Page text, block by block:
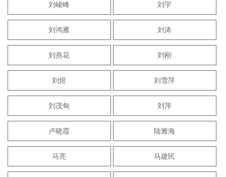
刘峻峰 刘宇
刘鸿雁 刘涛
刘燕花 刘刚
刘煜 刘雪萍
刘茂甸 刘萍
卢晓霞 陆雅海
马亮 马建民